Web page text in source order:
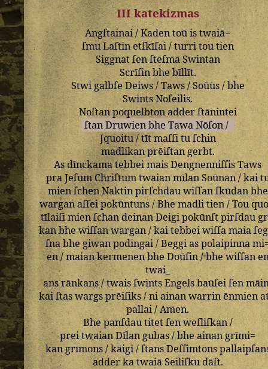
III katekizmas
Angſtainai/Kadentoū istwaiā=
ſmuLaſtinetſkīſai/turritoutien
SiggnatſenſteſmaSwintan
Scrīſinbhebīllīt.
Stwigalbſe Deiws/Taws/Soūus/bhe
Swints Noſeilis.
Noſtanpoquelbtonadderſtānintei
ſtanDruwienbhe TawaNōſon/
Jquoitu/tītmaſſituſchin
madlikanprēiſtan gerbt.
As dīnckamatebbeimais DengnenniſſisTaws
praJeſumChriſtumtwaianmīlanSoūnan/kai
mienſchenNaktinpirſchdauwiſſanſkūdanbhe
warganaſſeipokūntuns/Bhemadlitien/Tou
tīlaiſimienſchandeinanDeigipokūnſtpirſdau
kanbhewiſſanwargan/kaitebbei wiſſamaia
ſnabhegiwanpodingai/Beggias polaipinna
en/maiankermenenbheDoūſin/bhewiſſan
twai_
ans rānkans/twaisſwints Engels baūſei ſen
kaiſtaswargsprēiſiks/niainanwarrinēnmien
pallai/Amen.
Bhepanſdautitetſenweſliſkan/
preitwaianDīlangubas/bhe ainan grīmi=
kan grīmons/kāigi/ſtansDeſſimtons
adderkatwaiāSeiliſku dāſt.